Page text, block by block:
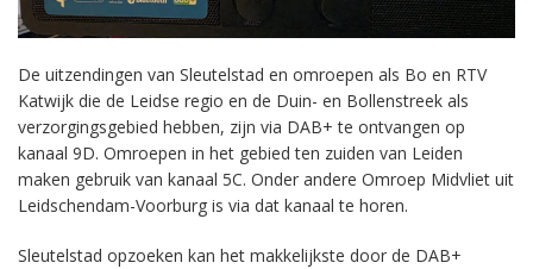
De uitzendingen van Sleutelstad en omroepen als Bo en RTV
Katwijk die de Leidse regio en de Duin- en Bollenstreek als
verzorgingsgebied hebben, zijn via DAB+ te ontvangen op
kanaal 9D. Omroepen in het gebied ten zuiden van Leiden
maken gebruik van kanaal 5C. Onder andere Omroep Midvliet uit
Leidschendam-Voorburg is via dat kanaal te horen.
Sleutelstad opzoeken kan het makkelijkste door de DAB+